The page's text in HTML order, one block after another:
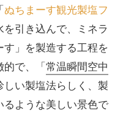
ぬちまーす観光製塩フ
を引き込んで、ミネラ
す」を製造する工程を
で、「 常温瞬間空中
しい製塩法らしく、製
ような美しい景色で